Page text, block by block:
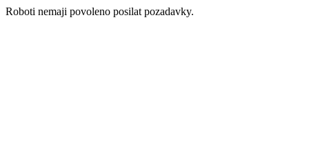
Roboti nemaji povoleno posilat pozadavky.